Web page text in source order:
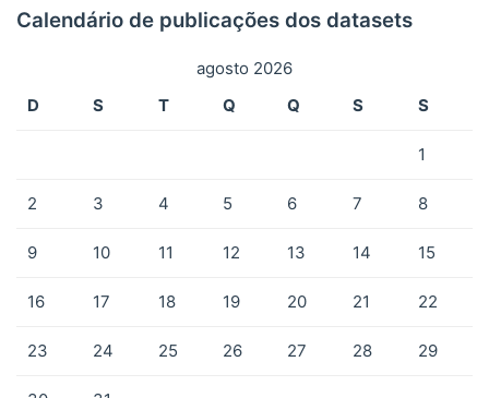
Calendário de publicações dos datasets
agosto 2026
D
S T Q Q S S
1
2 3 4 5 6 7 8
9 10 11 12 13 14 15
16 17 18 19 20 21 22
23 24 25 26 27 28 29